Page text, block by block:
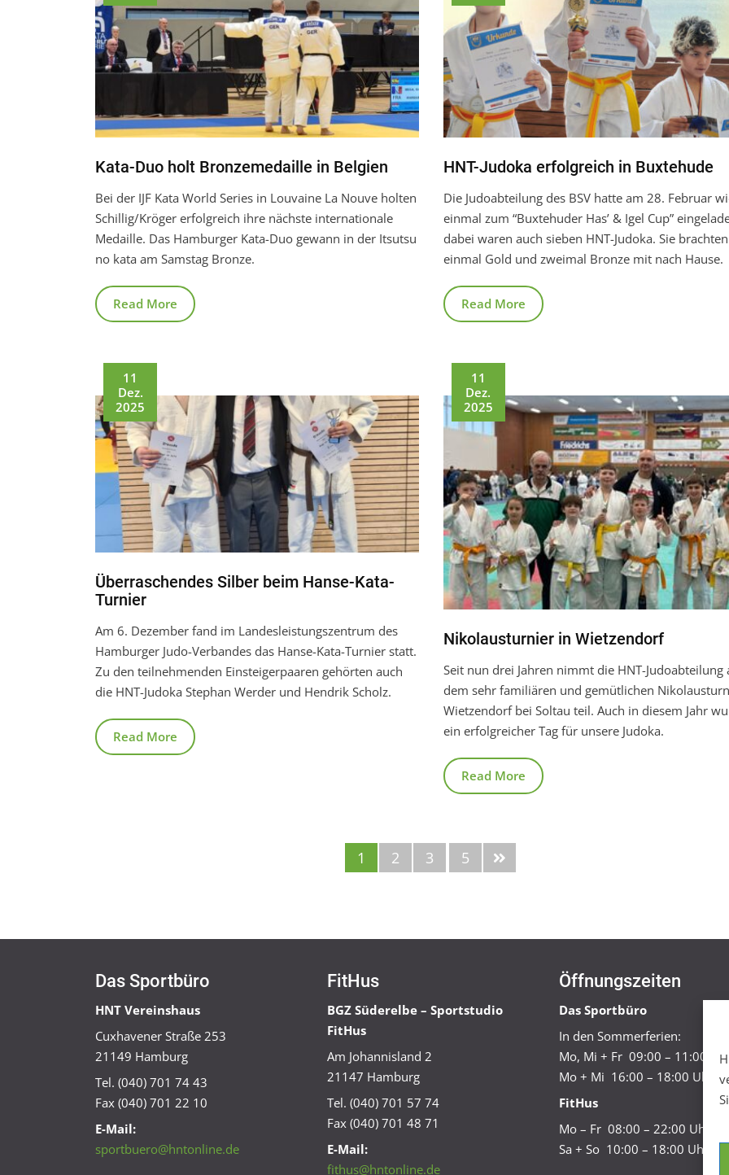
Kata-Duo holt Bronzemedaille in Belgien
Bei der IJF Kata World Series in Louvaine La Nouve holten
Schillig/Kröger erfolgreich ihre nächste internationale
Medaille. Das Hamburger Kata-Duo gewann in der Itsutsu
no kata am Samstag Bronze.
Read More
HNT-Judoka erfolgreich in Buxtehude
Die Judoabteilung des BSV hatte am 28. Februar
einmal zum “Buxtehuder Has’ & Igel Cup”
dabei waren auch sieben HNT-Judoka. Sie brachten
einmal Gold und zweimal Bronze mit nach Hause.
Read More
11
Dez.
2025
Überraschendes Silber beim Hanse-Kata-
Turnier
Am 6. Dezember fand im Landesleistungszentrum des
Hamburger Judo-Verbandes das Hanse-Kata-Turnier statt.
Zu den teilnehmenden Einsteigerpaaren gehörten auch
die HNT-Judoka Stephan Werder und Hendrik Scholz.
Read More
11
Dez.
2025
Nikolausturnier in Wietzendorf
Seit nun drei Jahren nimmt die HNT-Judoabteilung
dem sehr familiären und gemütlichen
Wietzendorf bei Soltau teil. Auch in diesem Jahr
ein erfolgreicher Tag für unsere Judoka.
Read More
1 2 3 5
Das Sportbüro
HNT Vereinshaus
Cuxhavener Straße 253
21149 Hamburg
Tel. (040) 701 74 43
Fax (040) 701 22 10
E-Mail:
sportbuero@hntonline.de
FitHus
BGZ Süderelbe – Sportstudio
FitHus
Am Johannisland 2
21147 Hamburg
Tel. (040) 701 57 74
Fax (040) 701 48 71
E-Mail:
fithus@hntonline.de
Öffnungszeiten
Das Sportbüro
In den Sommerferien:
Mo, Mi + Fr 09:00 – 11:00
Mo + Mi 16:00 – 18:00 Uhr
FitHus
Mo – Fr 08:00 – 22:00 Uhr
Sa + So 10:00 – 18:00 Uhr